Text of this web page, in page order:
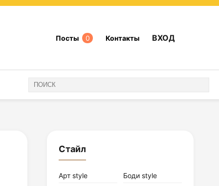
Посты 0 Контакты ВХОД
Стайл
Арт style Боди style